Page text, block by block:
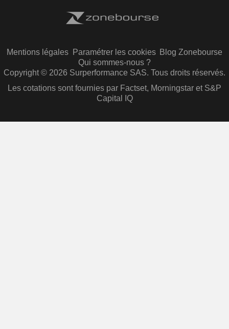
Mentions légales Paramétrer les cookies Blog Zonebourse
Qui sommes-nous ?
Copyright © 2026 Surperformance SAS. Tous droits réservés.
Les cotations sont fournies par Factset, Morningstar et S&P
Capital IQ